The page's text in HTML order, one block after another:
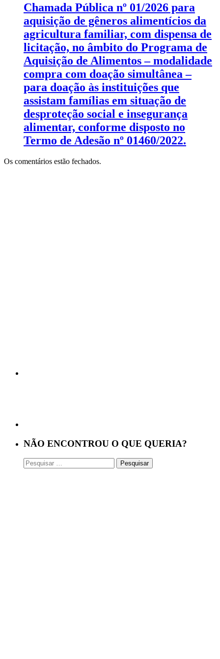
Chamada Pública nº 01/2026 para
aquisição de gêneros alimentícios da
agricultura familiar, com dispensa de
licitação, no âmbito do Programa de
Aquisição de Alimentos – modalidade
compra com doação simultânea –
para doação às instituições que
assistam famílias em situação de
desproteção social e insegurança
alimentar, conforme disposto no
Termo de Adesão nº 01460/2022.
Os comentários estão fechados.
NÃO ENCONTROU O QUE QUERIA?